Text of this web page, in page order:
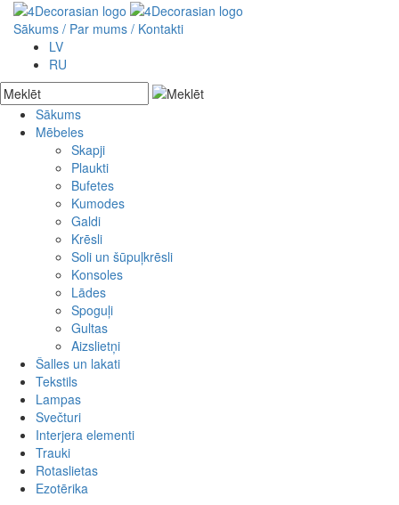
Sākums / Par mums / Kontakti
LV
RU
Sākums
Akcijas preces
Jaunās preces
Pēc pasūtījuma
Mēbeles
Skapji
Plaukti
Bufetes
Kumodes
Galdi
Krēsli
Soli un šūpuļkrēsli
Konsoles
Lādes
Spoguļi
Gultas
Aizslietņi
Šalles un lakati
Tekstils
Spilvendrānas
Drēbes
Somas
Paklāji
Sienas dekori
Lampas
Svečturi
Akmens
Koka
Stikla
Interjera elementi
Kolonnas
Kapiteļi
Trauki
Rotaslietas
Rokassprādzes
Ezotērika